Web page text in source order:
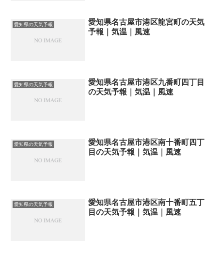
愛知県の天気予報
愛知県名古屋市港区龍宮町の天気
予報｜気温｜風速
愛知県の天気予報
愛知県名古屋市港区九番町四丁目
の天気予報｜気温｜風速
愛知県の天気予報
愛知県名古屋市港区南十番町四丁
目の天気予報｜気温｜風速
愛知県の天気予報
愛知県名古屋市港区南十番町五丁
目の天気予報｜気温｜風速